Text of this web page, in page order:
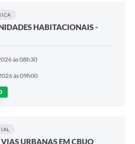
HABITACIONAIS -
às 08h30
às 09h00
URBANAS EM CBUQ